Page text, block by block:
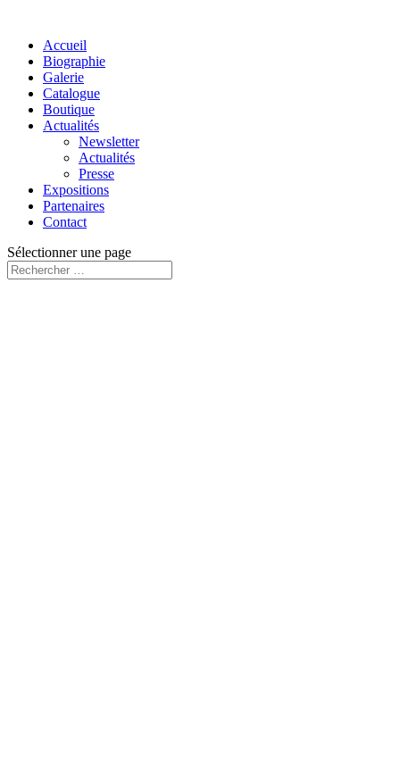
Accueil
Biographie
Galerie
Catalogue
Boutique
Actualités
Newsletter
Actualités
Presse
Expositions
Partenaires
Contact
Sélectionner une page